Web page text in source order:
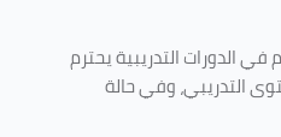
الدورات التدريبية يحترم
التدريبي، وفي حالة